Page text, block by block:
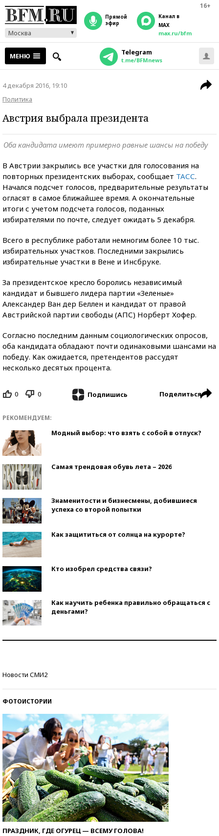
16+
Москва
прямой
эфир
Канал в
MAX
max.ru/bfm
МЕНЮ Telegram
t.me/BFMnews
4 декабря 2016, 19:10
Политика
Австрия выбрала президента
Оба кандидата имеют примерно равные шансы на победу
В Австрии закрылись все участки для голосования на
повторных президентских выборах, сообщает ТАСС.
Начался подсчет голосов, предварительные результаты
огласят в самое ближайшее время. А окончательные
итоги с учетом подсчета голосов, поданных
избирателями по почте, следует ожидать 5 декабря.
Всего в республике работали немногим более 10 тыс.
избирательных участков. Последними закрылись
избирательные участки в Вене и Инсбруке.
За президентское кресло боролись независимый
кандидат и бывшего лидера партии «Зеленые»
Александер Ван дер Беллен и кандидат от правой
Австрийской партии свободы (АПС) Норберт Хофер.
Согласно последним данным социологических опросов,
оба кандидата обладают почти одинаковыми шансами на
победу. Как ожидается, претендентов рассудят
несколько десятых процента.
0 0 Подпишись Поделиться
РЕКОМЕНДУЕМ:
Модный выбор: что взять с собой в отпуск?
Самая трендовая обувь лета – 2026
Знаменитости и бизнесмены, добившиеся
успеха со второй попытки
Как защититься от солнца на курорте?
Кто изобрел средства связи?
Как научить ребенка правильно обращаться с
деньгами?
Новости СМИ2
ФОТОИСТОРИИ
ПРАЗДНИК, ГДЕ ОГУРЕЦ — ВСЕМУ ГОЛОВА!